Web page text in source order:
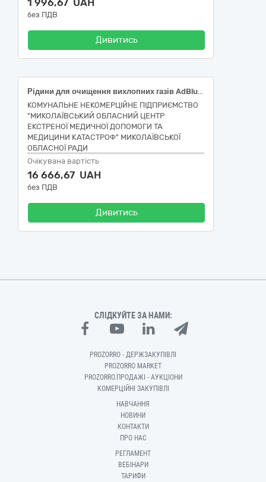
1 996,67 UAH
без ПДВ
Дивитись
Рідини для очищення вихлопних газів AdBlue, ліцензовані, ISO 22241/DIN 70070, 20 л
КОМУНАЛЬНЕ НЕКОМЕРЦІЙНЕ ПІДПРИЄМСТВО
"МИКОЛАЇВСЬКИЙ ОБЛАСНИЙ ЦЕНТР
ЕКСТРЕНОЇ МЕДИЧНОЇ ДОПОМОГИ ТА
МЕДИЦИНИ КАТАСТРОФ" МИКОЛАЇВСЬКОЇ
ОБЛАСНОЇ РАДИ
Очікувана вартість
16 666,67 UAH
без ПДВ
Дивитись
СЛІДКУЙТЕ ЗА НАМИ:
PROZORRO - ДЕРЖЗАКУПІВЛІ
PROZORRO MARKET
PROZORRO.ПРОДАЖІ - АУКЦІОНИ
КОМЕРЦІЙНІ ЗАКУПІВЛІ
НАВЧАННЯ
НОВИНИ
КОНТАКТИ
ПРО НАС
РЕГЛАМЕНТ
ВЕБІНАРИ
ТАРИФИ